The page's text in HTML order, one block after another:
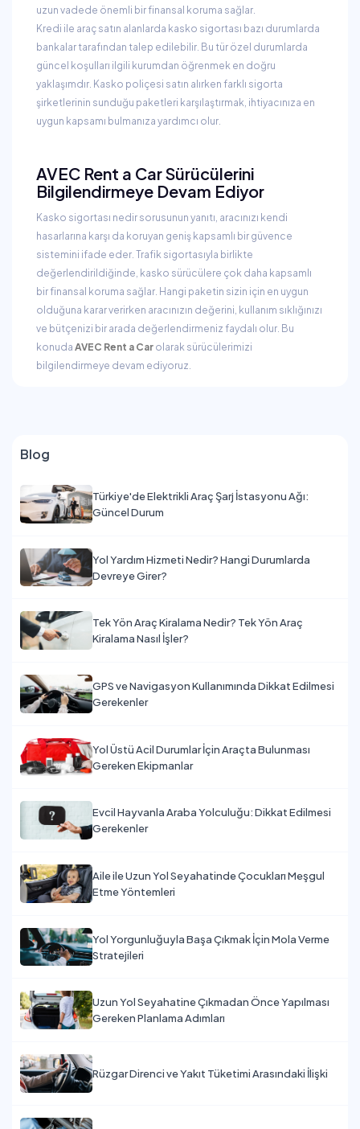
uzun vadede önemli bir finansal koruma sağlar.
Kredi ile araç satın alanlarda kasko sigortası bazı durumlarda
bankalar tarafından talep edilebilir. Bu tür özel durumlarda
güncel koşulları ilgili kurumdan öğrenmek en doğru
yaklaşımdır. Kasko poliçesi satın alırken farklı sigorta
şirketlerinin sunduğu paketleri karşılaştırmak, ihtiyacınıza en
uygun kapsamı bulmanıza yardımcı olur.
AVEC Rent a Car Sürücülerini
Bilgilendirmeye Devam Ediyor
Kasko sigortası nedir sorusunun yanıtı, aracınızı kendi
hasarlarına karşı da koruyan geniş kapsamlı bir güvence
sistemini ifade eder. Trafik sigortasıyla birlikte
değerlendirildiğinde, kasko sürücülere çok daha kapsamlı
bir finansal koruma sağlar. Hangi paketin sizin için en uygun
olduğuna karar verirken aracınızın değerini, kullanım sıklığınızı
ve bütçenizi bir arada değerlendirmeniz faydalı olur. Bu
konuda AVEC Rent a Car olarak sürücülerimizi
bilgilendirmeye devam ediyoruz.
Blog
Türkiye'de Elektrikli Araç Şarj İstasyonu Ağı:
Güncel Durum
Yol Yardım Hizmeti Nedir? Hangi Durumlarda
Devreye Girer?
Tek Yön Araç Kiralama Nedir? Tek Yön Araç
Kiralama Nasıl İşler?
GPS ve Navigasyon Kullanımında Dikkat Edilmesi
Gerekenler
Yol Üstü Acil Durumlar İçin Araçta Bulunması
Gereken Ekipmanlar
Evcil Hayvanla Araba Yolculuğu: Dikkat Edilmesi
Gerekenler
Aile ile Uzun Yol Seyahatinde Çocukları Meşgul
Etme Yöntemleri
Yol Yorgunluğuyla Başa Çıkmak İçin Mola Verme
Stratejileri
Uzun Yol Seyahatine Çıkmadan Önce Yapılması
Gereken Planlama Adımları
Rüzgar Direnci ve Yakıt Tüketimi Arasındaki İlişki